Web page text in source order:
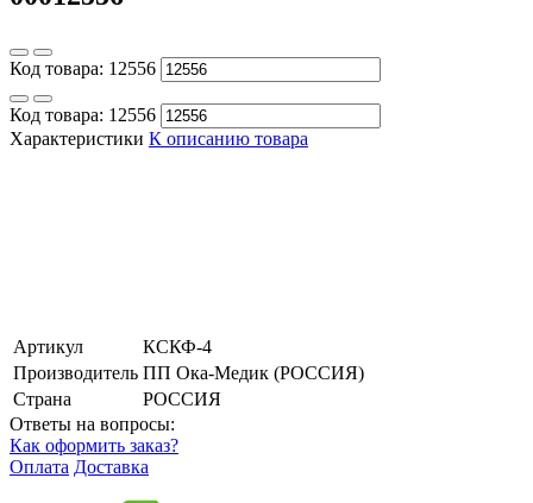
Код товара: 12556
Код товара: 12556
Характеристики К описанию товара
Артикул
КСКФ-4
Производитель ПП Ока-Медик (РОССИЯ)
Страна
РОССИЯ
Ответы на вопросы:
Как оформить заказ?
Оплата Доставка